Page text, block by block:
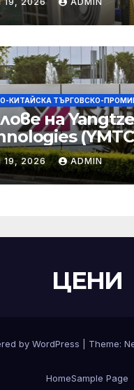
КИТАЙСКА ТЪРГОВСКО-
на
Market
2026 ADMIN
ЦЕНИ
by WordPress Theme:
HomeSample Page